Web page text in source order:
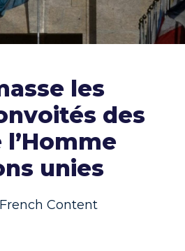
les
des
unies
French Content